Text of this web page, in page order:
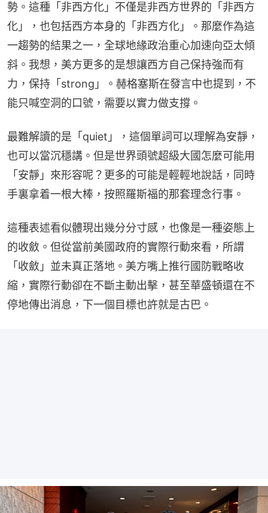
勢。這種「非西方化」不僅是非西方世界的「非西方
化」，也包括西方本身的「非西方化」。那麼作為這
一趨勢的結果之一，全球地緣政治重心加速向亞太傾
斜。我想，美方更多的是想讓西方自己保持強而有
力，保持「strong」。赫格塞斯在發言中也提到，不
能只喊空洞的口號，需要以實力做支撐。
最難解讀的是「quiet」，這個單詞可以理解為安靜，
也可以當沉穩講。但是世界頭號超級大國怎麼可能用
「安靜」來形容呢？更多的可能是輕輕地說話，同時
手裏拿着一根大棒，按照羅斯福的那套理念行事。
這種表述看似體現出幾分分寸感，也像是一種姿態上
的收斂。但從當前美國政府的實際行動來看，所謂
「收斂」並未真正落地。美方嘴上推行國防戰略收
縮，實際行動卻在不斷主動出擊，甚至華盛頓還在不
停地傳出消息，下一個目標也許就是古巴。